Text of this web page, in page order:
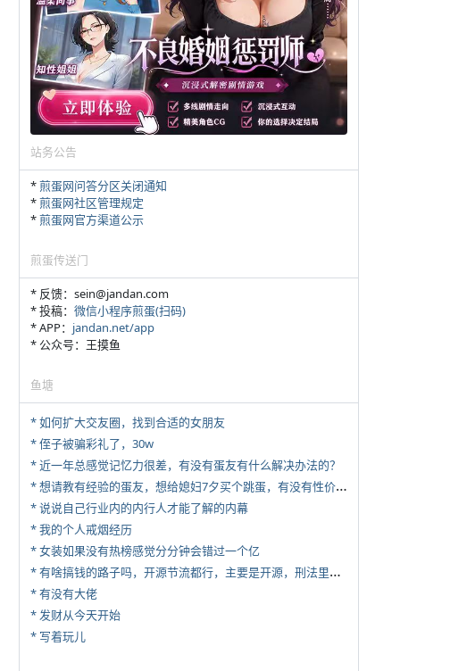
站务公告
*煎蛋网问答分区关闭通知
*煎蛋网社区管理规定
*煎蛋网官方渠道公示
煎蛋传送门
* 反馈：sein@jandan.com
* 投稿： 微信小程序煎蛋(扫码)
* APP： jandan.net/app
* 公众号：王摸鱼
鱼塘
* 如何扩大交友圈，找到合适的女朋友
* 侄子被骗彩礼了，30w
* 近一年总感觉记忆力很差，有没有蛋友有什么解决办法的？
*
想请教有经验的蛋友，想给媳妇7夕买个跳蛋，有没有性价比高的推荐
* 说说自己行业内的内行人才能了解的内幕
* 我的个人戒烟经历
* 女装如果没有热榜感觉分分钟会错过一个亿
*
有啥搞钱的路子吗，开源节流都行，主要是开源，刑法里的咱不做
* 有没有大佬
* 发财从今天开始
* 写着玩儿